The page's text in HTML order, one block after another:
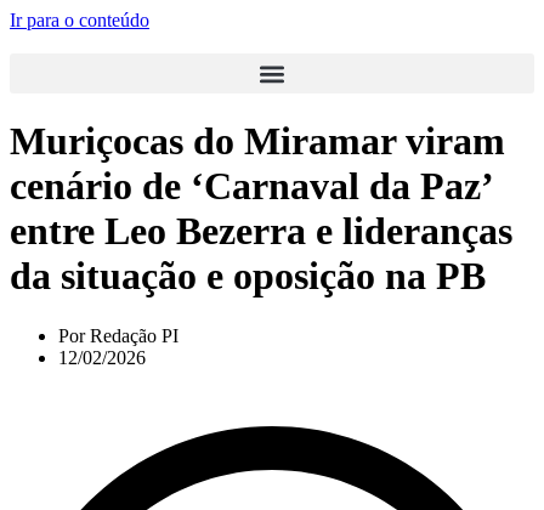
Ir para o conteúdo
Muriçocas do Miramar viram
cenário de ‘Carnaval da Paz’
entre Leo Bezerra e lideranças
da situação e oposição na PB
PorRedação PI
12/02/2026